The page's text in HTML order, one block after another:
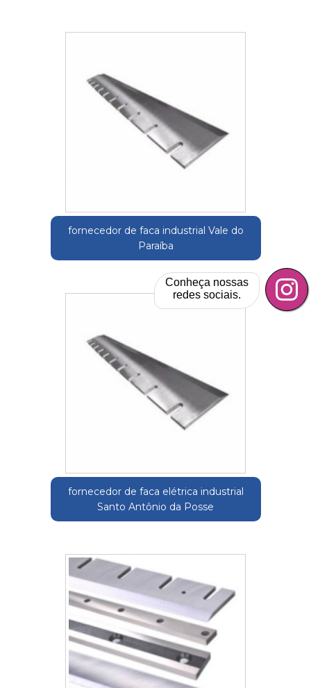
fornecedor de faca industrial Vale do
Paraíba
fornecedor de faca elétrica industrial
Santo Antônio da Posse
Conheça nossas
redes sociais.